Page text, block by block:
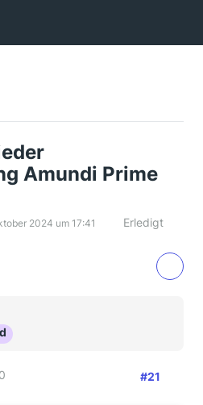
Amundi Prime
2024 um 17:41 Erledigt
#21